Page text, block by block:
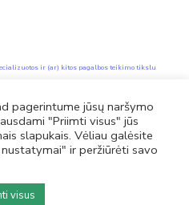
ir (ar) kitos pagalbos teikimo tikslu
teikimo kanalas (vidinis kanalas)
El.
paštas
Tel.
pagerintume jūsų naršymo
"Priimti visus" jūs
slapukais. Vėliau galėsite
ir peržiūrėti savo
visus